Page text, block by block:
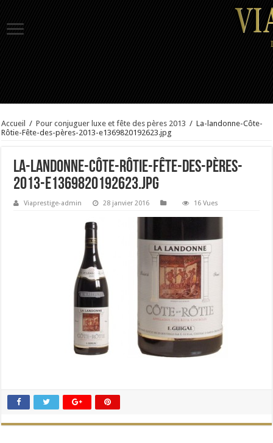
Accueil / Pour conjuguer luxe et fête des pères 2013 / La-landonne-Côte-
Rôtie-Fête-des-pères-2013-e1369820192623.jpg
La-landonne-Côte-Rôtie-Fête-des-pères-
2013-e1369820192623.jpg
Viaprestige-admin 28 janvier 2016 16 Vues